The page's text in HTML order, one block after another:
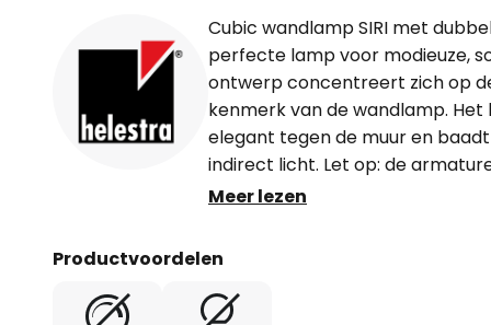
Cubic wandlamp SIRI met
perfecte lamp voor modieuze,
ontwerp concentreert zich op
kenmerk van de wandlamp.
elegant tegen de muur en
indirect licht. Let op: de
open. Op de foto's is in elke
Meer lezen
Productvoordelen